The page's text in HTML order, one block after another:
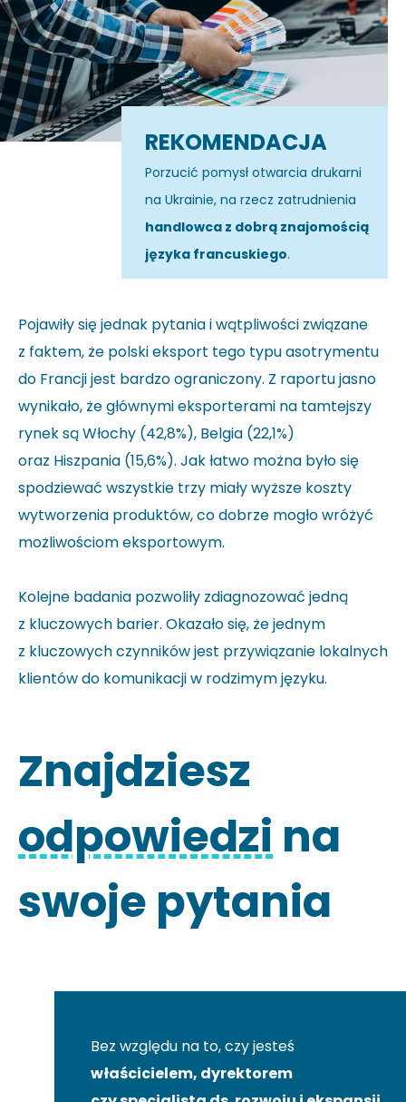
REKOMENDACJA
Porzucić pomysł otwarcia drukarni
na Ukrainie, na rzecz zatrudnienia
handlowca z dobrą znajomością
języka francuskiego.
Pojawiły się jednak pytania i wątpliwości związane
z faktem, że polski eksport tego typu asotrymentu
do Francji jest bardzo ograniczony. Z raportu jasno
wynikało, że głównymi eksporterami na tamtejszy
rynek są Włochy (42,8%), Belgia (22,1%)
oraz Hiszpania (15,6%). Jak łatwo można było się
spodziewać wszystkie trzy miały wyższe koszty
wytworzenia produktów, co dobrze mogło wróżyć
możliwościom eksportowym.
Kolejne badania pozwoliły zdiagnozować jedną
z kluczowych barier. Okazało się, że jednym
z kluczowych czynników jest przywiązanie lokalnych
klientów do komunikacji w rodzimym języku.
Znajdziesz
odpowiedzi na
swoje pytania
Bez względu na to, czy jesteś
właścicielem, dyrektorem